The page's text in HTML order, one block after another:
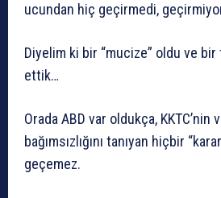
ucundan hiç geçirmedi,
Diyelim ki bir “mucize” oldu ve bir
ettik…
Orada ABD var oldukça, KKTC’nin
bağımsızlığını tanıyan hiçbir
geçemez.